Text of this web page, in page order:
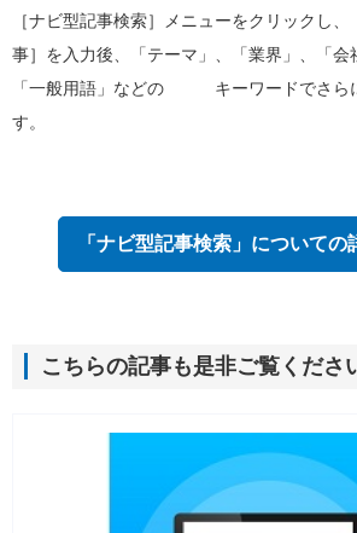
［ナビ型記事検索］メニューをクリックし
事］を入力後、「テーマ」、「業界」、「会
「一般用語」などの キーワードでさら
す。
「ナビ型記事検索」についての
こちらの記事も是非ご覧くださ